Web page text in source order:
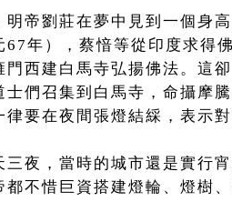
帝劉莊在夢中見到一個身
年），蔡愔等從印度求得
西建白馬寺弘揚佛法。這
們召集到白馬寺，命攝摩
要在夜間張燈結綵，表示對
夜，當時的城市還是實行
不惜巨資搭建燈輪、燈樹